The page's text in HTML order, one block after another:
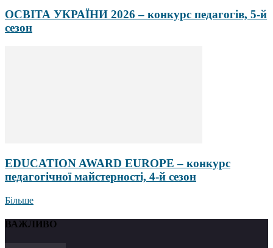
ОСВІТА УКРАЇНИ 2026 – конкурс педагогів, 5-й
сезон
EDUCATION AWARD EUROPE – конкурс
педагогічної майстерності, 4-й сезон
Більше
ВАЖЛИВО